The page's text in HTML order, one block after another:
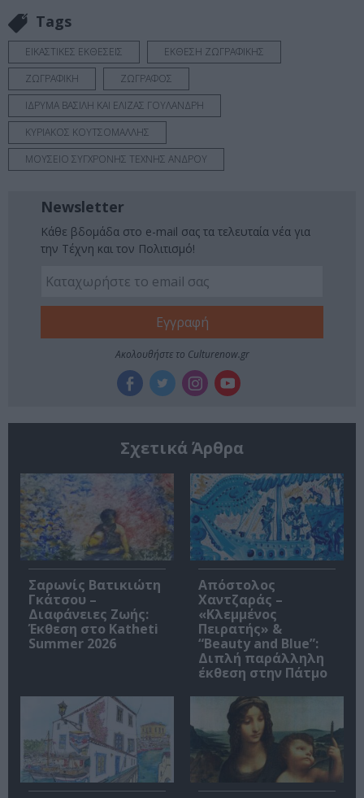
Tags
ΕΙΚΑΣΤΙΚΕΣ ΕΚΘΕΣΕΙΣ
ΕΚΘΕΣΗ ΖΩΓΡΑΦΙΚΗΣ
ΖΩΓΡΑΦΙΚΗ
ΖΩΓΡΑΦΟΣ
ΙΔΡΥΜΑ ΒΑΣΙΛΗ ΚΑΙ ΕΛΙΖΑΣ ΓΟΥΛΑΝΔΡΗ
ΚΥΡΙΑΚΟΣ ΚΟΥΤΣΟΜΑΛΛΗΣ
ΜΟΥΣΕΙΟ ΣΥΓΧΡΟΝΗΣ ΤΕΧΝΗΣ ΑΝΔΡΟΥ
Newsletter
Κάθε βδομάδα στο e-mail σας τα τελευταία νέα για
την Τέχνη και τον Πολιτισμό!
Ακολουθήστε το Culturenow.gr
Σχετικά Άρθρα
Σαρωνίς Βατικιώτη
Γκάτσου –
Διαφάνειες Ζωής:
Έκθεση στο Katheti
Summer 2026
Απόστολος
Χαντζαράς –
«Κλεμμένος
Πειρατής» &
“Beauty and Blue”:
Διπλή παράλληλη
έκθεση στην Πάτμο